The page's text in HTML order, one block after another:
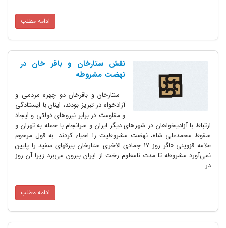
ادامه مطلب
نقش ستارخان و باقر خان در
نهضت مشروطه
ستارخان و باقرخان دو چهره مردمی و
آزادخواه در تبریز بودند، اینان با ایستادگی
و مقاومت در برابر نیروهای دولتی و ایجاد
ارتباط با آزادیخواهان در شهرهای دیگر ایران و سرانجام با حمله به تهران و
سقوط محمدعلی شاه، نهضت مشروطیت را احیاء کردند. به قول مرحوم
علامه قزوینی «اگر روز 17 جمادی الاخری ستارخان بیرقهای سفید را پایین
نمی‌آورد مشروطه تا مدت نامعلوم رخت از ایران بیرون می‌برد زیرا آن روز
در...
ادامه مطلب